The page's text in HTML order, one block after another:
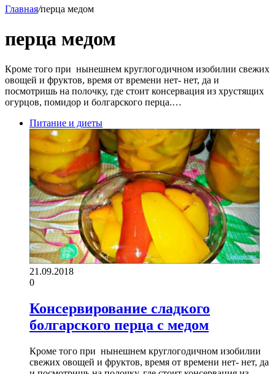
Главная/перца медом
перца медом
Кроме того при нынешнем круглогодичном изобилии свежих
овощей и фруктов, время от времени нет- нет, да и
посмотришь на полочку, где стоит консервация из хрустящих
огурцов, помидор и болгарского перца.…
Питание и диеты
21.09.2018
0
Консервирование сладкого
болгарского перца с медом
Кроме того при нынешнем круглогодичном изобилии
свежих овощей и фруктов, время от времени нет- нет, да